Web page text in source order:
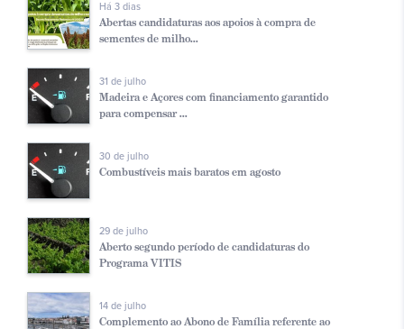
Há 3 dias
Abertas candidaturas aos apoios à compra de
sementes de milho...
31 de julho
Madeira e Açores com financiamento garantido
para compensar ...
30 de julho
Combustíveis mais baratos em agosto
29 de julho
Aberto segundo período de candidaturas do
Programa VITIS
14 de julho
Complemento ao Abono de Família referente ao